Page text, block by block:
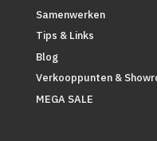
Samenwerken
Tips & Links
Blog
Verkooppunten &
MEGA SALE